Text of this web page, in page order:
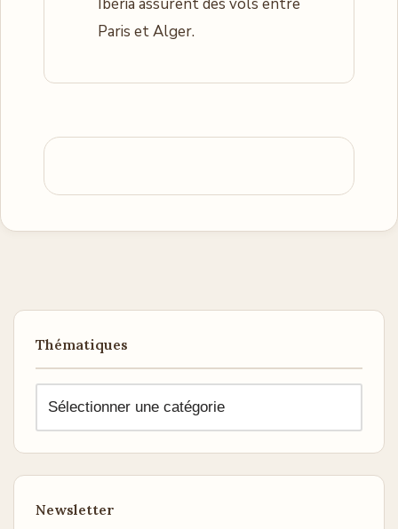
Paris et Alger.
Thématiques
Newsletter